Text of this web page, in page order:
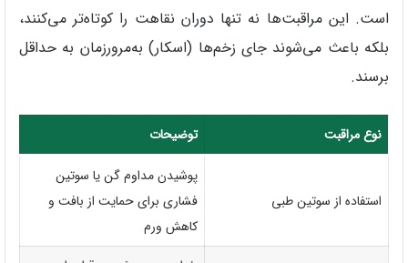
است. این مراقبت‌ها نه تنها دوران نقاهت را کوتاه‌تر می‌کنند،
بلکه باعث می‌شوند جای زخم‌ها (اسکار) به‌مرورزمان به حداقل
برسند.
نوع مراقبت توضیحات
استفاده از سوتین طبی
پوشیدن مداوم گن یا سوتین
فشاری برای حمایت از بافت و
کاهش ورم